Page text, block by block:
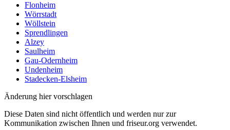
Flonheim
Wörrstadt
Wöllstein
Sprendlingen
Alzey
Saulheim
Gau-Odernheim
Undenheim
Stadecken-Elsheim
Änderung hier vorschlagen
Diese Daten sind nicht öffentlich und werden nur zur
Kommunikation zwischen Ihnen und friseur.org verwendet.